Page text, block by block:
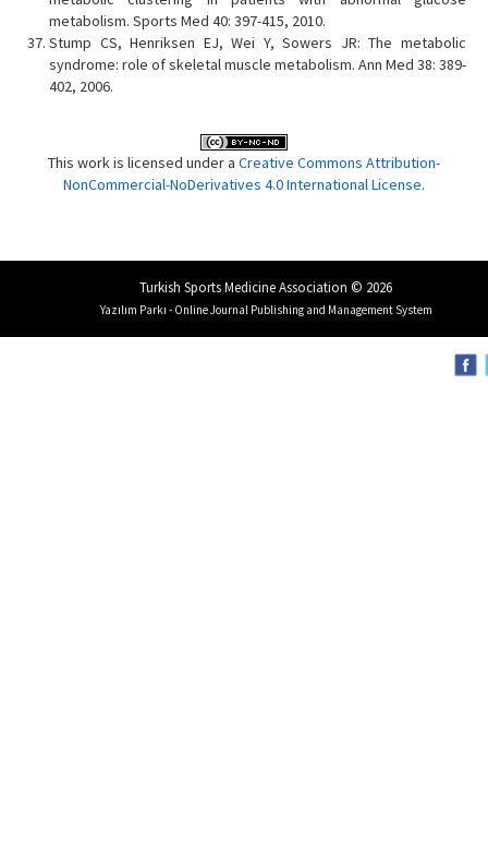
metabolism. Sports Med 40: 397-415, 2010.
Stump CS, Henriksen EJ, Wei Y, Sowers JR: The metabolic
syndrome: role of skeletal muscle metabolism. Ann Med 38: 389-
402, 2006.
This work is licensed under a Creative Commons Attribution-
NonCommercial-NoDerivatives 4.0 International License.
Turkish Sports Medicine Association © 2026
Yazılım Parkı - Online Journal Publishing and Management System